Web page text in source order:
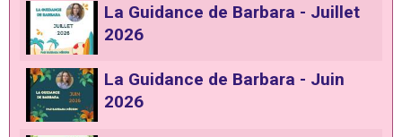
La Guidance de Barbara - Juillet
2026
La Guidance de Barbara - Juin
2026